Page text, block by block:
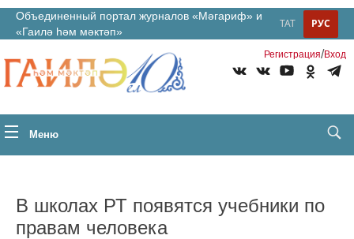
Объединенный портал журналов «Мәгариф» и
«Гаилә һәм мәктәп»
РУС
ТАТ
Регистрация/Вход
Меню
В школах РТ появятся учебники по
правам человека